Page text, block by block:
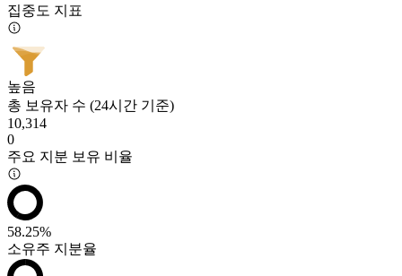
집중도 지표
높음
총 보유자 수 (24시간 기준)
10,314
0
주요 지분 보유 비율
58.25%
소유주 지분율